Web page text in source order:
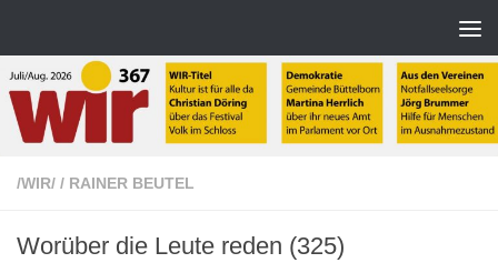
/WIR/ / RAINER BEUTEL
Worüber die Leute reden (325)